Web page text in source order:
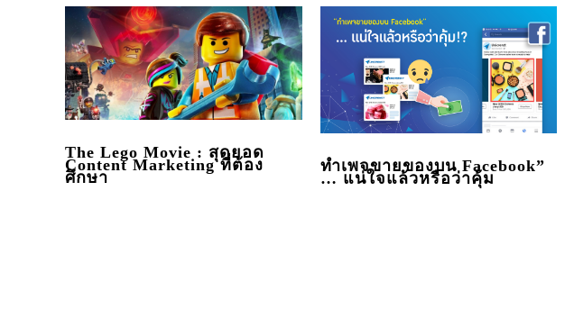
The Lego Movie : สุดยอด
Content Marketing ที่ต้อง
ศึกษา
ทำเพจขายของบน Facebook”
… แน่ใจแล้วหรือว่าคุ้ม